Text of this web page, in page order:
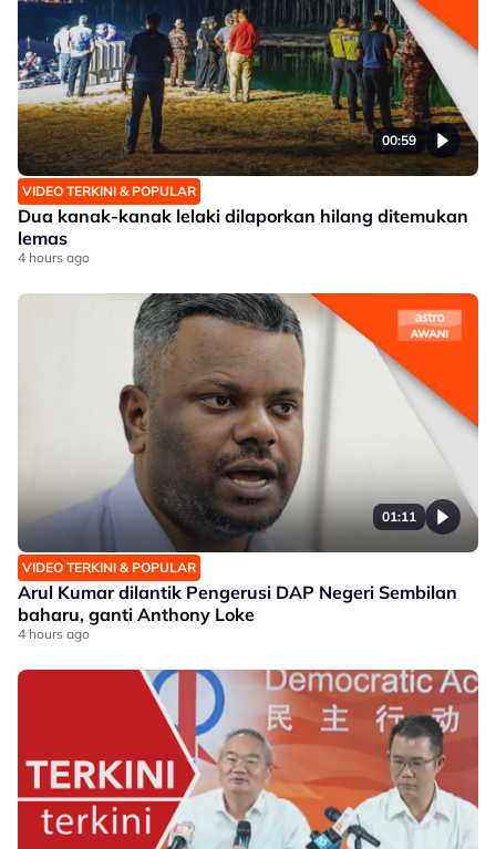
00:59
VIDEO TERKINI & POPULAR
Dua kanak-kanak lelaki dilaporkan hilang ditemukan
lemas
4 hours ago
01:11
VIDEO TERKINI & POPULAR
Arul Kumar dilantik Pengerusi DAP Negeri Sembilan
baharu, ganti Anthony Loke
4 hours ago